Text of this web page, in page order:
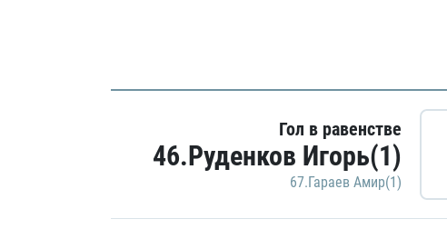
Гол в равенстве
46.Руденков Игорь(1)
67.Гараев Амир(1)